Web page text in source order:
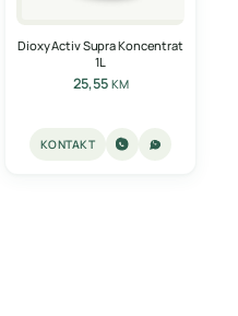
Dioxy Activ Supra Koncentrat
1L
25,55 KM
KONTAKT